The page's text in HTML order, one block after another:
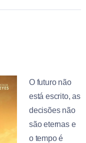
O futuro não
está escrito, as
decisões não
são eternas e
o tempo é